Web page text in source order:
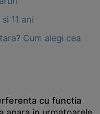
11 ani
Cum alegi cea
cu functia